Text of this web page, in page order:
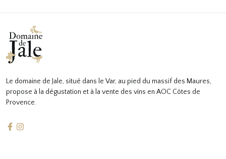
Le domaine de Jale, situé dans le Var, au pied du massif des Maures,
propose à la dégustation et à la vente des vins en AOC Côtes de
Provence.